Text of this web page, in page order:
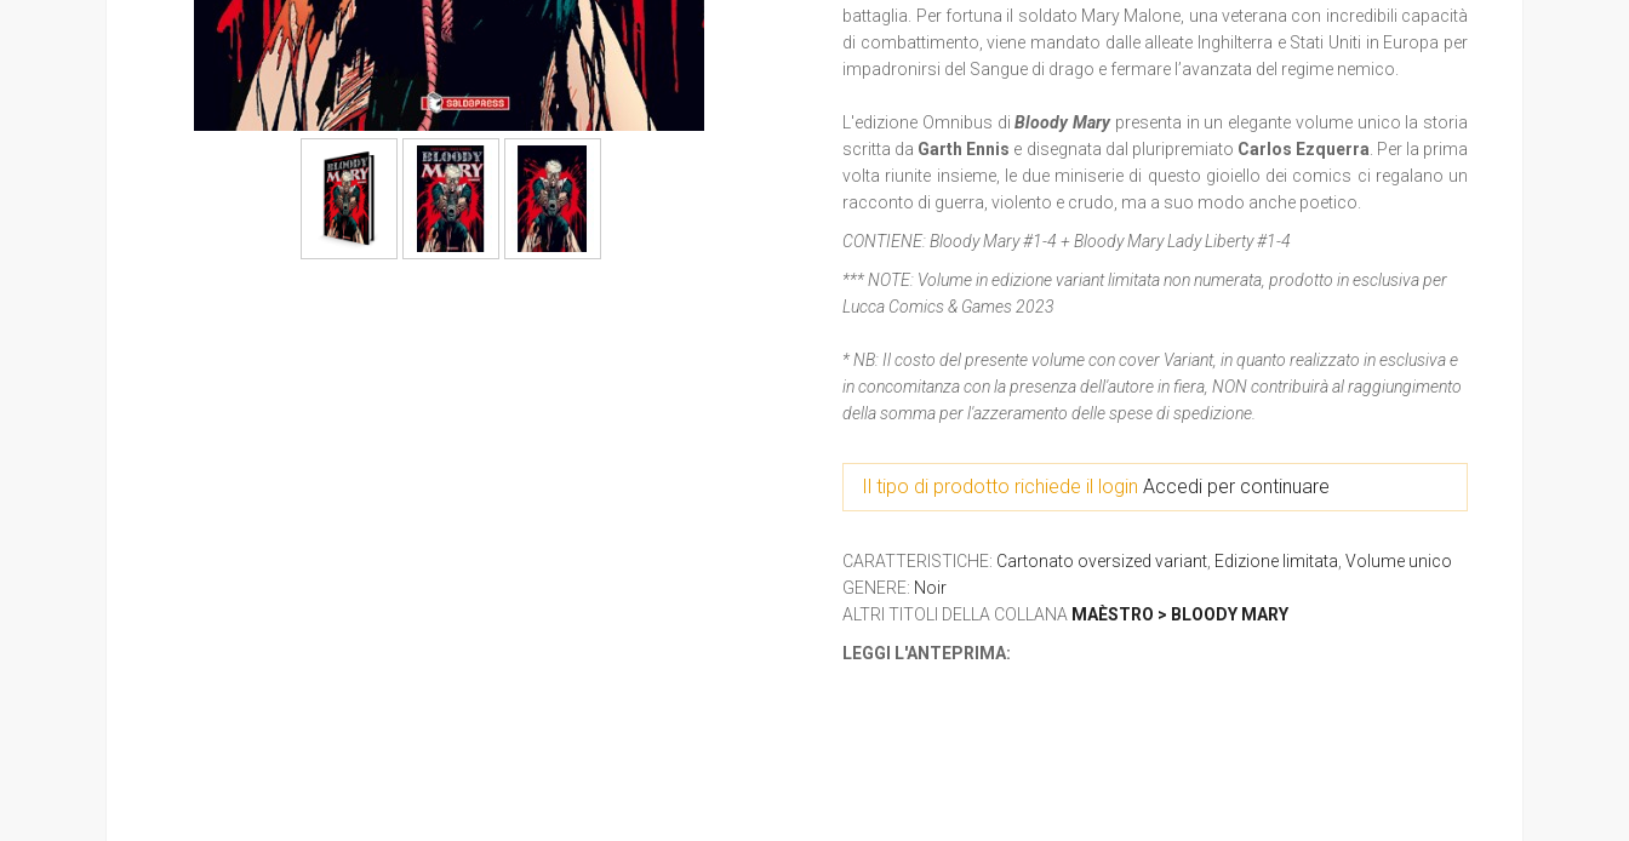
battaglia. Per fortuna il soldato Mary Malone, una veterana con incredibili capacità
di combattimento, viene mandato dalle alleate Inghilterra e Stati Uniti in Europa per
impadronirsi del Sangue di drago e fermare l’avanzata del regime nemico.
L'edizione Omnibus diBloody Marypresenta in un elegante volume unico la storia
scritta da Garth Ennis e disegnata dal pluripremiato Carlos Ezquerra . Per la prima
volta riunite insieme, le due miniserie di questo gioiello dei comics ci regalano un
racconto di guerra, violento e crudo, ma a suo modo anche poetico.
CONTIENE:Bloody Mary #1-4 + Bloody Mary Lady Liberty #1-4
*** NOTE: Volume in edizione variant limitata non numerata, prodotto in esclusiva per
Lucca Comics & Games 2023
* NB: Il costo del presente volume con cover Variant, in quanto realizzato in esclusiva e
in concomitanza con la presenza dell'autore in fiera, NON contribuirà al raggiungimento
della somma per l'azzeramento delle spese di spedizione.
Il tipo di prodotto richiede il loginAccedi per continuare
CARATTERISTICHE: Cartonato oversized variant Edizione limitata ,Volume unico
GENERE: Noir
ALTRI TITOLI DELLA COLLANA MAÈSTRO > BLOODY MARY
LEGGI L'ANTEPRIMA: